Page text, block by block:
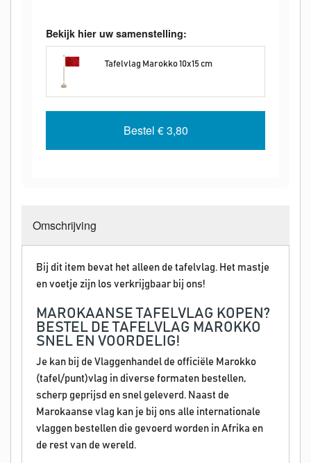
Bekijk hier uw samenstelling:
Tafelvlag Marokko 10x15 cm
Bestel € 3,80
Omschrijving
Bij dit item bevat het alleen de tafelvlag. Het mastje
en voetje zijn los verkrijgbaar bij ons!
MAROKAANSE TAFELVLAG KOPEN?
BESTEL DE TAFELVLAG MAROKKO
SNEL EN VOORDELIG!
Je kan bij de Vlaggenhandel de officiële Marokko
(tafel/punt)vlag in diverse formaten bestellen,
scherp geprijsd en snel geleverd. Naast de
Marokaanse vlag kan je bij ons alle internationale
vlaggen bestellen die gevoerd worden in Afrika en
de rest van de wereld.